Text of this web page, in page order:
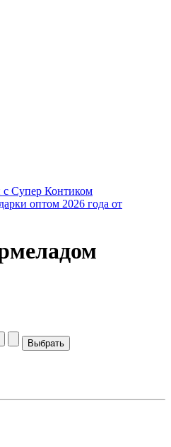
с Супер Контиком
оптом 2026 года от